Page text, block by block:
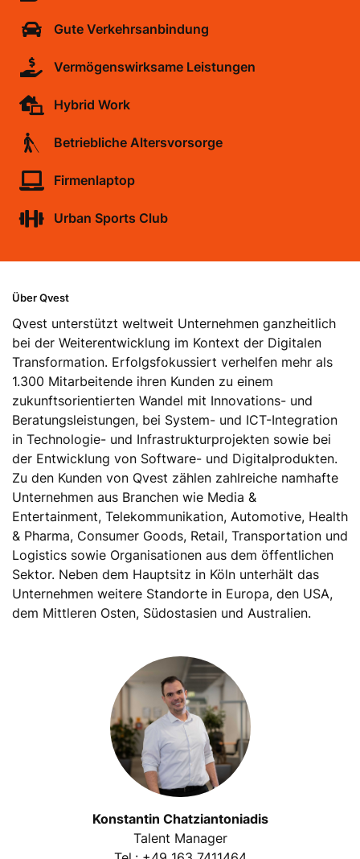
Gute Verkehrsanbindung
Vermögenswirksame Leistungen
Hybrid Work
Betriebliche Altersvorsorge
Firmenlaptop
Urban Sports Club
Über Qvest
Qvest unterstützt weltweit Unternehmen ganzheitlich
bei der Weiterentwicklung im Kontext der Digitalen
Transformation. Erfolgsfokussiert verhelfen mehr als
1.300 Mitarbeitende ihren Kunden zu einem
zukunftsorientierten Wandel mit Innovations- und
Beratungsleistungen, bei System- und ICT-Integration
in Technologie- und Infrastrukturprojekten sowie bei
der Entwicklung von Software- und Digitalprodukten.
Zu den Kunden von Qvest zählen zahlreiche namhafte
Unternehmen aus Branchen wie Media &
Entertainment, Telekommunikation, Automotive, Health
& Pharma, Consumer Goods, Retail, Transportation und
Logistics sowie Organisationen aus dem öffentlichen
Sektor. Neben dem Hauptsitz in Köln unterhält das
Unternehmen weitere Standorte in Europa, den USA,
dem Mittleren Osten, Südostasien und Australien.
Konstantin Chatziantoniadis
Talent Manager